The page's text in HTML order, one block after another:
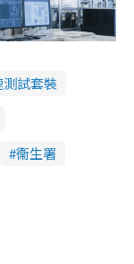
測試套裝
衞生署